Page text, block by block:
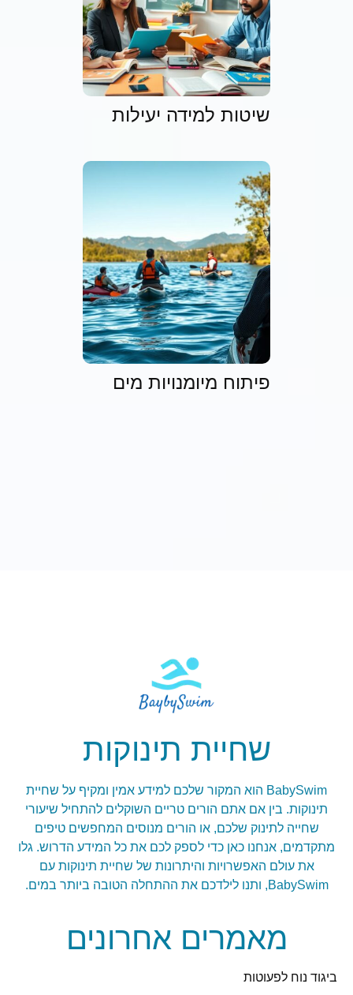
שיטות למידה יעילות
פיתוח מיומנויות מים
שחיית תינוקות
BabySwim הוא המקור שלכם למידע אמין ומקיף על שחיית
תינוקות. בין אם אתם הורים טריים השוקלים להתחיל שיעורי
שחייה לתינוק שלכם, או הורים מנוסים המחפשים טיפים
מתקדמים, אנחנו כאן כדי לספק לכם את כל המידע הדרוש. גלו
את עולם האפשרויות והיתרונות של שחיית תינוקות עם
BabySwim, ותנו לילדכם את ההתחלה הטובה ביותר במים.
מאמרים אחרונים
ביגוד נוח לפעוטות